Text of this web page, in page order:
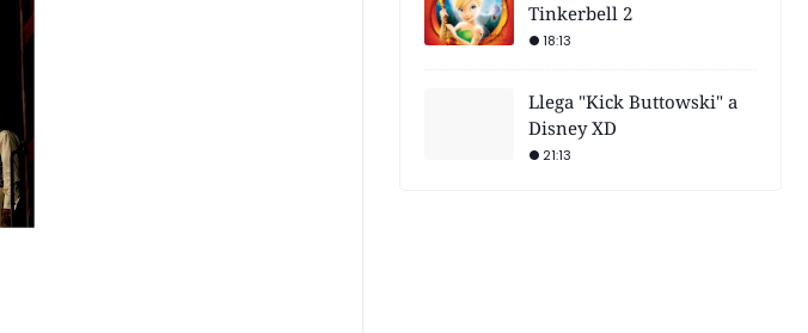
Tinkerbell 2
18:13
Llega "Kick Buttowski" a
Disney XD
21:13